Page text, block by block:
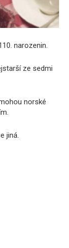
narozenin.
ze sedmi
norské
jiná.